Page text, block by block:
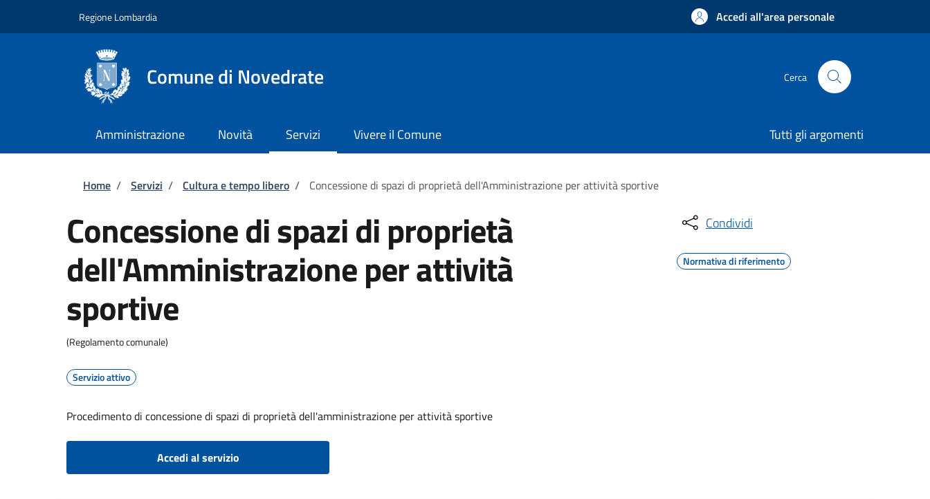
Regione Lombardia Accedi all'area personale
Comune di Novedrate Cerca
Amministrazione Novità Servizi Vivere il Comune Tutti gli argomenti
Briciole di pane
Home / Servizi / Cultura e tempo libero / Concessione di spazi di proprietà dell'Amministrazione per attività sportive
Concessione di spazi di proprietà
dell'Amministrazione per attività
sportive
(Regolamento comunale)
Servizio attivo
Procedimento di concessione di spazi di proprietà dell'amministrazione per attività sportive
Accedi al servizio
Condividi
Normativa di riferimento